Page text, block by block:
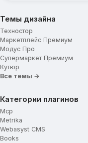
Темы дизайна
Техностор
Маркетплейс Премиум
Модус Про
Супермаркет Премиум
Кутюр
Все темы →
Категории плагинов
Mcp
Metrika
Webasyst CMS
Books